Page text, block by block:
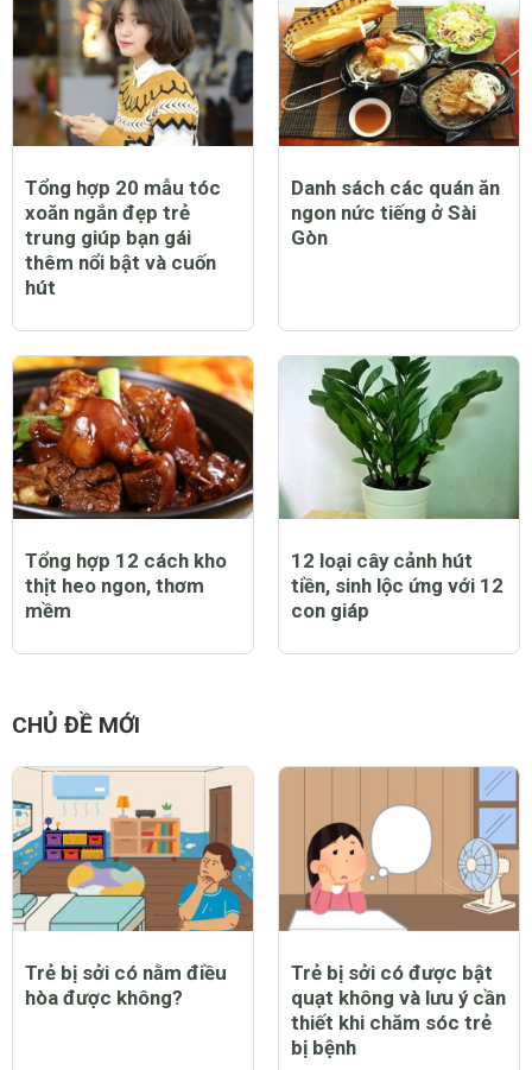
Tổng hợp 20 mẫu tóc
xoăn ngắn đẹp trẻ
trung giúp bạn gái
thêm nổi bật và cuốn
hút
Danh sách các quán ăn
ngon nức tiếng ở Sài
Gòn
Tổng hợp 12 cách kho
thịt heo ngon, thơm
mềm
12 loại cây cảnh hút
tiền, sinh lộc ứng với 12
con giáp
CHỦ ĐỀ MỚI
Trẻ bị sởi có nằm điều
hòa được không?
Trẻ bị sởi có được bật
quạt không và lưu ý cần
thiết khi chăm sóc trẻ
bị bệnh